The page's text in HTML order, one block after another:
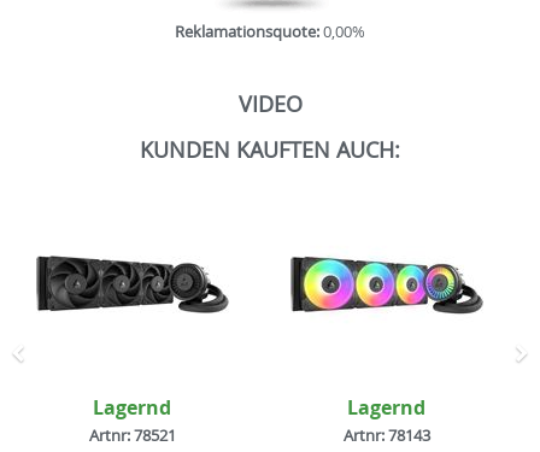
Reklamationsquote:0,00%
VIDEO
KUNDEN KAUFTEN AUCH:
Lagernd
Artnr: 78521
Lagernd
Artnr: 78143
Zurück